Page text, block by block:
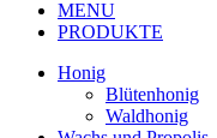
MENU
PRODUKTE
Honig
Blütenhonig
Waldhonig